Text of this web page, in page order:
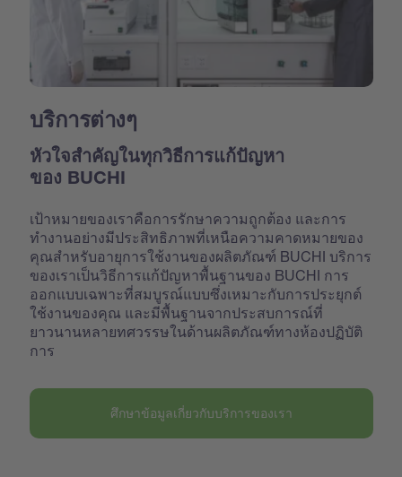
บริการต่างๆ
หัวใจสำคัญในทุกวิธีการแก้ปัญหา
ของ BUCHI
เป้าหมายของเราคือการรักษาความถูกต้อง และการ
ทำงานอย่างมีประสิทธิภาพที่เหนือความคาดหมายของ
คุณสำหรับอายุการใช้งานของผลิตภัณฑ์ BUCHI บริการ
ของเราเป็นวิธีการแก้ปัญหาพื้นฐานของ BUCHI การ
ออกแบบเฉพาะที่สมบูรณ์แบบซึ่งเหมาะกับการประยุกต์
ใช้งานของคุณ และมีพื้นฐานจากประสบการณ์ที่
ยาวนานหลายทศวรรษในด้านผลิตภัณฑ์ทางห้องปฏิบัติ
การ
ศึกษาข้อมูลเกี่ยวกับบริการของเรา